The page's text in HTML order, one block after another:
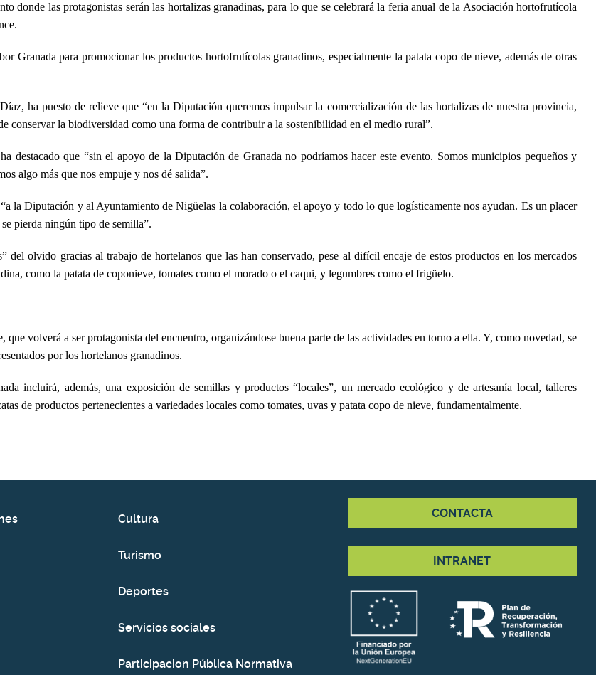
donde las protagonistas serán las hortalizas granadinas, para lo que se celebrará la feria anual de la Asociación hortofrutícola
Granada para promocionar los productos hortofrutícolas granadinos, especialmente la patata copo de nieve, además de otras
ha puesto de relieve que “en la Diputación queremos impulsar la comercialización de las hortalizas de nuestra provincia,
conservar la biodiversidad como una forma de contribuir a la sostenibilidad en el medio rural”.
destacado que “sin el apoyo de la Diputación de Granada no podríamos hacer este evento. Somos municipios pequeños y
algo más que nos empuje y nos dé salida”.
la Diputación y al Ayuntamiento de Nigüelas la colaboración, el apoyo y todo lo que logísticamente nos ayudan. Es un placer
pierda ningún tipo de semilla”.
del olvido gracias al trabajo de hortelanos que las han conservado, pese al difícil encaje de estos productos en los mercados
como la patata de coponieve, tomates como el morado o el caqui, y legumbres como el frigüelo.
volverá a ser protagonista del encuentro, organizándose buena parte de las actividades en torno a ella. Y, como novedad, se
por los hortelanos granadinos.
incluirá, además, una exposición de semillas y productos “locales”, un mercado ecológico y de artesanía local, talleres
de productos pertenecientes a variedades locales como tomates, uvas y patata copo de nieve, fundamentalmente.
Cultura
Turismo
Deportes
Servicios sociales
Participacion Pública Normativa
CONTACTA
INTRANET